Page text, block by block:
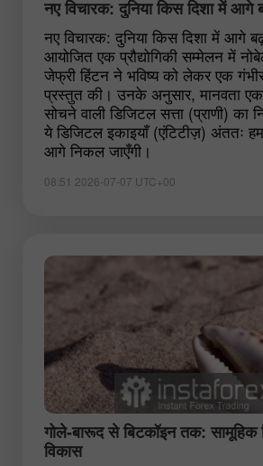
नए विचारक: दुनिया किस दिशा में आगे
नए विचारक: दुनिया किस दिशा में आगे बढ़
आयोजित एक प्रौद्योगिकी सम्मेलन में
जेफ्री हिंटन ने भविष्य को लेकर एक गंभीर
प्रस्तुत की। उनके अनुसार, मानवता
सोचने वाली डिजिटल सत्ता (प्राणी) का
ये डिजिटल इकाइयाँ (एंटिटीज़) अंततः
आगे निकल जाएँगी।
08:51 2026-07-07 UTC+00
गोले-बारूद से बिटकॉइन तक: सामूहिक
विकास